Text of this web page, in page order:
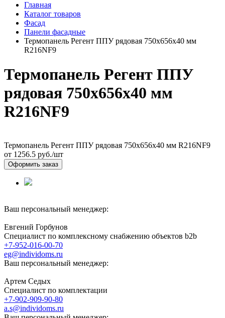
Главная
Каталог товаров
Фасад
Панели фасадные
Термопанель Регент ППУ рядовая 750х656х40 мм
R216NF9
Термопанель Регент ППУ
рядовая 750х656х40 мм
R216NF9
Термопанель Регент ППУ рядовая 750х656х40 мм R216NF9
от 1256.5 руб./шт
Оформить заказ
Ваш персональный менеджер:
Евгений Горбунов
Специалист по комплексному снабжению объектов b2b
+7-952-016-00-70
eg@individoms.ru
Ваш персональный менеджер:
Артем Седых
Специалист по комплектации
+7-902-909-90-80
a.s@individoms.ru